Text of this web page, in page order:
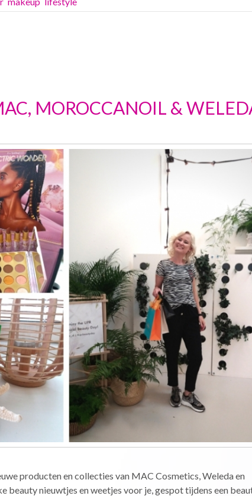
MOROCCANOIL &
producten en collecties van MAC Cosmetics, Weleda en
beauty nieuwtjes en weetjes voor je, gespot tijdens een